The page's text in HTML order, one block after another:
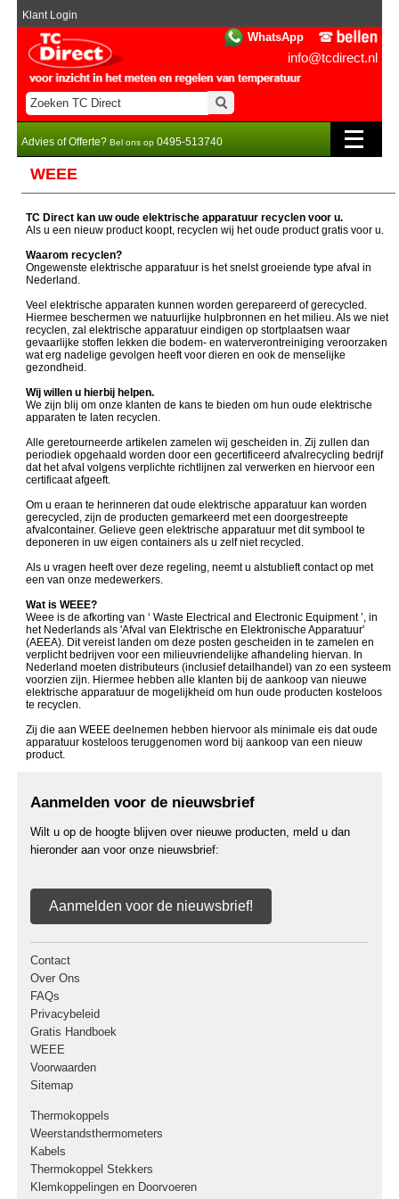
WhatsApp
info@tcdirect.nl
Klant Login
Advies of Offerte? Bel ons op 0495-513740
WEEE
TC Direct kan uw oude elektrische apparatuur recyclen voor u.
Als u een nieuw product koopt, recyclen wij het oude product gratis voor u.
Waarom recyclen?
Ongewenste elektrische apparatuur is het snelst groeiende type afval in
Nederland.
Veel elektrische apparaten kunnen worden gerepareerd of gerecycled.
Hiermee beschermen we natuurlijke hulpbronnen en het milieu. Als we niet
recyclen, zal elektrische apparatuur eindigen op stortplaatsen waar
gevaarlijke stoffen lekken die bodem- en waterverontreiniging veroorzaken
wat erg nadelige gevolgen heeft voor dieren en ook de menselijke
gezondheid.
Wij willen u hierbij helpen.
We zijn blij om onze klanten de kans te bieden om hun oude elektrische
apparaten te laten recyclen.
Alle geretourneerde artikelen zamelen wij gescheiden in. Zij zullen dan
periodiek opgehaald worden door een gecertificeerd afvalrecycling bedrijf
dat het afval volgens verplichte richtlijnen zal verwerken en hiervoor een
certificaat afgeeft.
Om u eraan te herinneren dat oude elektrische apparatuur kan worden
gerecycled, zijn de producten gemarkeerd met een doorgestreepte
afvalcontainer. Gelieve geen elektrische apparatuur met dit symbool te
deponeren in uw eigen containers als u zelf niet recycled.
Als u vragen heeft over deze regeling, neemt u alstublieft contact op met
een van onze medewerkers.
Wat is WEEE?
Weee is de afkorting van ‘ Waste Electrical and Electronic Equipment ’, in
het Nederlands als 'Afval van Elektrische en Elektronische Apparatuur'
(AEEA). Dit vereist landen om deze posten gescheiden in te zamelen en
verplicht bedrijven voor een milieuvriendelijke afhandeling hiervan. In
Nederland moeten distributeurs (inclusief detailhandel) van zo een systeem
voorzien zijn. Hiermee hebben alle klanten bij de aankoop van nieuwe
elektrische apparatuur de mogelijkheid om hun oude producten kosteloos
te recyclen.
Zij die aan WEEE deelnemen hebben hiervoor als minimale eis dat oude
apparatuur kosteloos teruggenomen word bij aankoop van een nieuw
product.
Aanmelden voor de nieuwsbrief
Wilt u op de hoogte blijven over nieuwe producten, meld u dan
hieronder aan voor onze nieuwsbrief:
Aanmelden voor de nieuwsbrief!
Contact
Over Ons
FAQs
Privacybeleid
Gratis Handboek
WEEE
Voorwaarden
Sitemap
Thermokoppels
Weerstandsthermometers
Kabels
Thermokoppel Stekkers
Klemkoppelingen en Doorvoeren